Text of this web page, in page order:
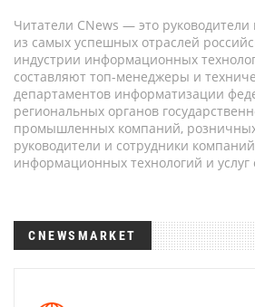
Читатели CNews — это
из самых успешных отраслей
индустрии информационных
составляют топ-менеджеры и
департаментов информатизации
региональных органов
промышленных компаний, розничных
руководители и сотрудники
информационных технологий и услуг
CNEWSMARKET